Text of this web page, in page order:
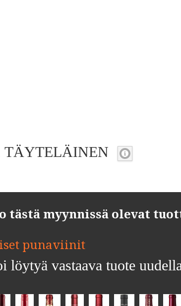
TÄYTELÄINEN
tästä myynnissä olevat
punaviinit
löytyä vastaava tuote